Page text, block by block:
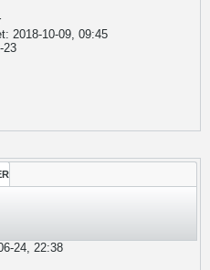
2018-10-09, 09:45
23
24, 22:38